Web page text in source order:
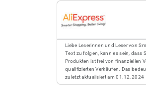
Liebe Leserinnen und Leser von
Text zu folgen, kann es sein, dass
Produkten ist frei von finanziellen
qualifizierten Verkäufen. Das
zuletzt aktualisiert am 01.12.2024